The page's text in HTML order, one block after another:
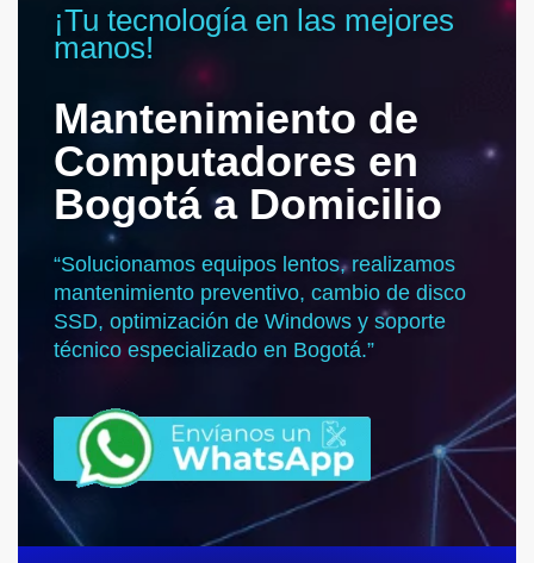
¡Tu tecnología en las mejores
manos!
Mantenimiento de
Computadores en
Bogotá a Domicilio
“Solucionamos equipos lentos, realizamos
mantenimiento preventivo, cambio de disco
SSD, optimización de Windows y soporte
técnico especializado en Bogotá.”